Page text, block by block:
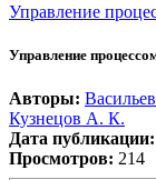
Управление
Управление
Авторы:
Кузнецов А. К.
Дата публикации:
Просмотров: 214